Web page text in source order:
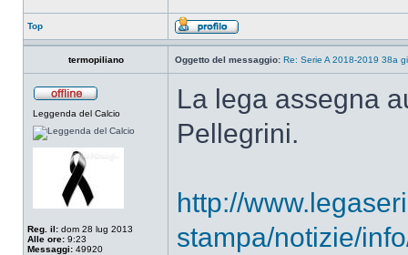
Top
termopiliano Oggetto del messaggio: Re: Serie A 2018-2019 38a
Leggenda del Calcio
Reg. il: dom 28 lug 2013
Alle ore: 9:23
Messaggi: 49920
La lega assegna
Pellegrini.
http://
stampa/notizie/